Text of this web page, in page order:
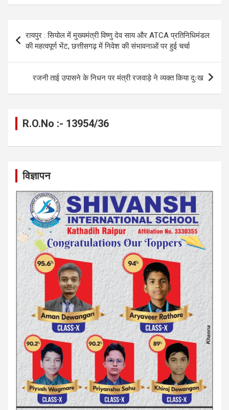
ce
o
o
k
se
n
g
er
at
A
p
p
e
gr
a
m
ail py
Li
n
k
ar
e
navigation
रायपुर : सियोल में मुख्यमंत्री विष्णु देव साय और ATCA प्रतिनिधिमंडल
की महत्वपूर्ण भेंट, छत्तीसगढ़ में निवेश की संभावनाओं पर हुई चर्चा
रजनी ताई उपासने के निधन पर मंत्री रजवाड़े ने व्यक्त किया दुःख
R.O.No :- 13954/36
विज्ञापन